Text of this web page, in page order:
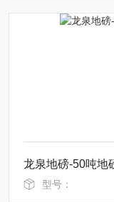
龙泉地磅-50吨地
型号：